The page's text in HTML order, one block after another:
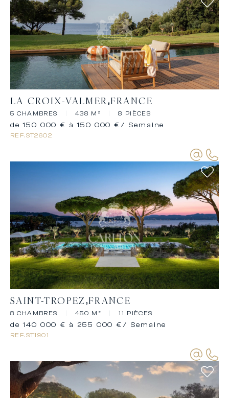
LA CROIX-VALMER FRANCE
5 CHAMBRES 438 M² 8 PIÈCES
REF.ST2602
de 150 000 € à 150 000 € / Semaine
SAINT-TROPEZ FRANCE
8 CHAMBRES 450 M² 11 PIÈCES
REF.ST1901
de 140 000 € à 255 000 € / Semaine